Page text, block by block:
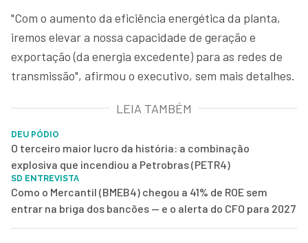
"Com o aumento da eficiência energética da planta,
iremos elevar a nossa capacidade de geração e
exportação (da energia excedente) para as redes de
transmissão", afirmou o executivo, sem mais detalhes.
LEIA TAMBÉM
DEU PÓDIO
O terceiro maior lucro da história: a combinação
explosiva que incendiou a Petrobras (PETR4)
SD ENTREVISTA
Como o Mercantil (BMEB4) chegou a 41% de ROE sem
entrar na briga dos bancões — e o alerta do CFO para 2027